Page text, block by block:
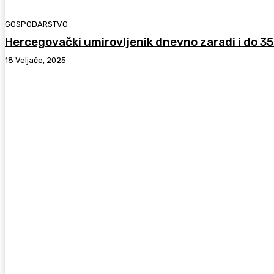
GOSPODARSTVO
Hercegovački umirovljenik dnevno zaradi i do
18 Veljače, 2025